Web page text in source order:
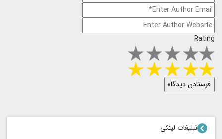
Rating
تبلیغات لینکی